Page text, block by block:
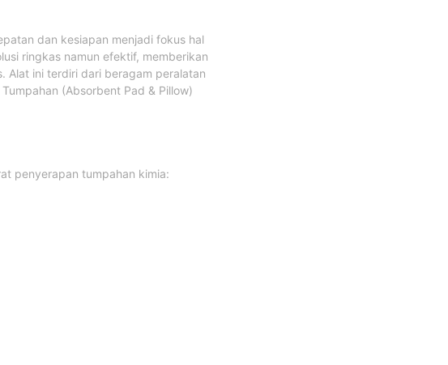
dan kesiapan menjadi fokus hal
ringkas namun efektif, memberikan
Alat ini terdiri dari beragam peralatan
(Absorbent Pad & Pillow)
penyerapan tumpahan kimia: